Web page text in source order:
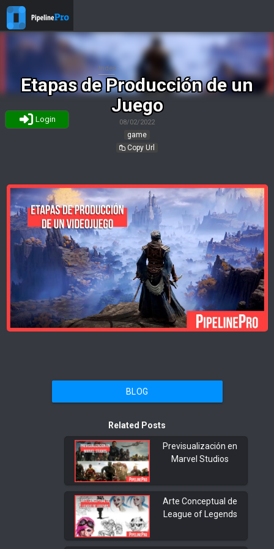
Login
Etapas de Producción de un
Juego
08/02/2022
game
Copy Url
Index
BLOG
Related Posts
Previsualización en
Marvel Studios
Arte Conceptual de
League of Legends